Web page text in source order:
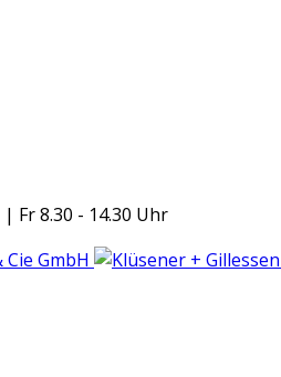
Fr 8.30 - 14.30 Uhr